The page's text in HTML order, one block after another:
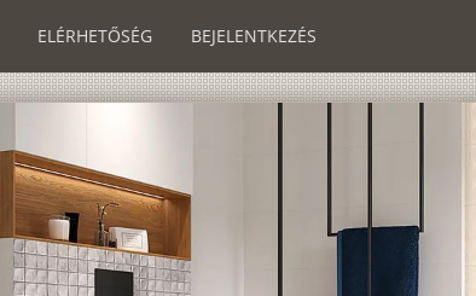
ELÉRHETŐSÉG BEJELENTKEZÉS